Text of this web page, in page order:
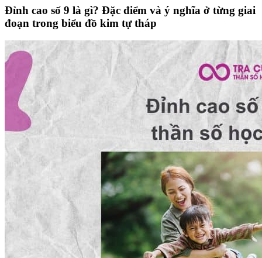
Đỉnh cao số 9 là gì? Đặc điểm và ý nghĩa ở từng giai
đoạn trong biểu đồ kim tự tháp